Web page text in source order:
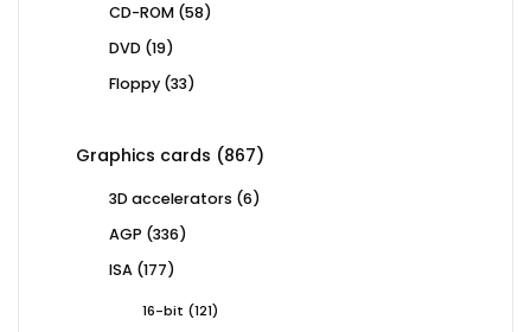
CD-ROM 5858
DVD 1919
Floppy 3333
Graphics cards 867867
3D accelerators 66
AGP 336336
ISA 177177
16-bit 121121